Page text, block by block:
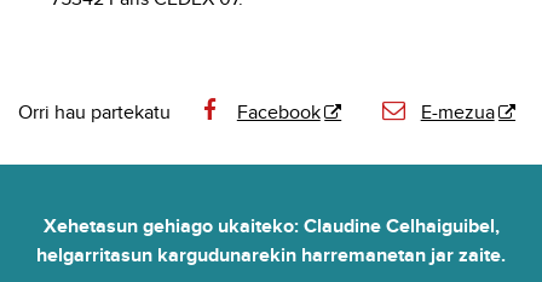
Orri hau partekatu Facebook E-mezua
Xehetasun gehiago ukaiteko: Claudine Celhaiguibel,
helgarritasun kargudunarekin harremanetan jar zaite.